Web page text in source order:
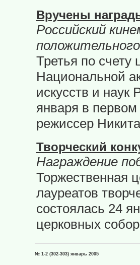
Вручены
Российский
Третья по
Национальной
искусств и
января в
режиссер
Творческий
Награждение
Торжественная
лауреатов
состоялась 24
церковных
№ 1-2 (302-303) январь 2005